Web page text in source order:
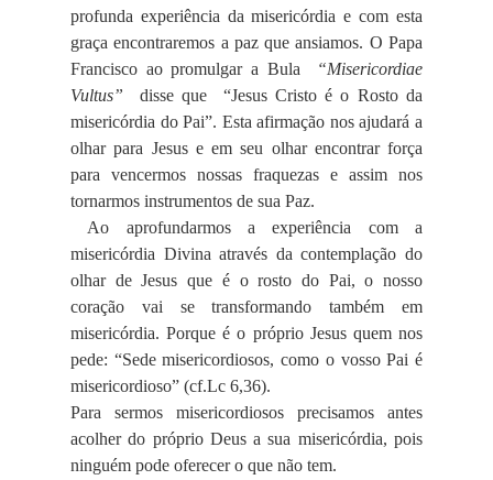
profunda experiência da misericórdia e com esta
graça encontraremos a paz que ansiamos. O Papa
Francisco ao promulgar a Bula
“Misericordiae
Vultus” disse que “Jesus Cristo é o Rosto da
misericórdia do Pai”. Esta afirmação nos ajudará a
olhar para Jesus e em seu olhar encontrar força
para vencermos nossas fraquezas e assim nos
tornarmos instrumentos de sua Paz.
Ao aprofundarmos a experiência com a
misericórdia Divina através da contemplação do
olhar de Jesus que é o rosto do Pai, o nosso
coração vai se transformando também em
misericórdia. Porque é o próprio Jesus quem nos
pede: “Sede misericordiosos, como o vosso Pai é
misericordioso” (cf.Lc 6,36).
Para sermos misericordiosos precisamos antes
acolher do próprio Deus a sua misericórdia, pois
ninguém pode oferecer o que não tem.